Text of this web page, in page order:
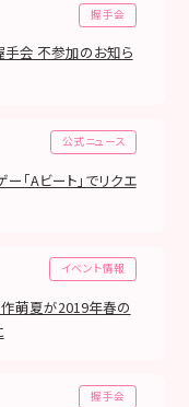
握手会
手会 不参加のお知ら
公式ニュース
「Aビート」でリクエ
イベント情報
萌夏が2019年春の
握手会